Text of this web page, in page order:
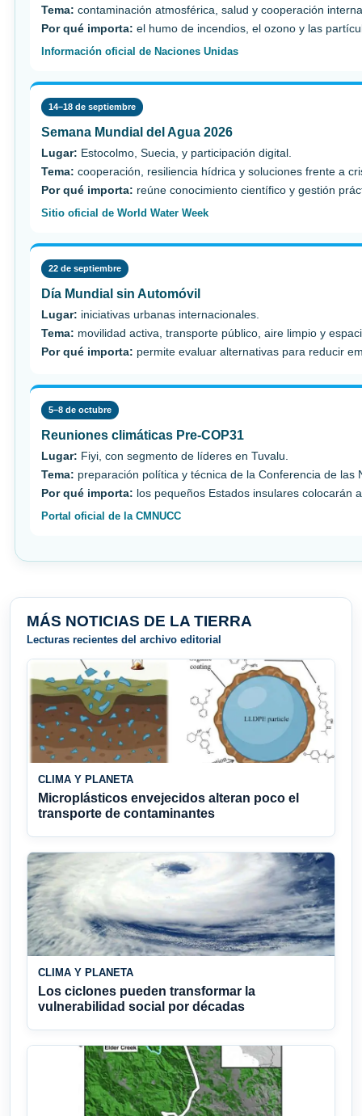
Tema: contaminación atmosférica, salud y cooperación
Por qué importa: el humo de incendios, el ozono y las
Información oficial de Naciones Unidas
14–18 de septiembre
Semana Mundial del Agua 2026
Lugar: Estocolmo, Suecia, y participación digital.
Tema: cooperación, resiliencia hídrica y soluciones frente a
Por qué importa: reúne conocimiento científico y gestión
Sitio oficial de World Water Week
22 de septiembre
Día Mundial sin Automóvil
Lugar: iniciativas urbanas internacionales.
Tema: movilidad activa, transporte público, aire limpio y
Por qué importa: permite evaluar alternativas para reducir
5–8 de octubre
Reuniones climáticas Pre-COP31
Lugar: Fiyi, con segmento de líderes en Tuvalu.
Tema: preparación política y técnica de la Conferencia de las
Por qué importa: los pequeños Estados insulares colocarán
Portal oficial de la CMNUCC
MÁS NOTICIAS DE LA TIERRA
Lecturas recientes del archivo editorial
CLIMA Y PLANETA
Microplásticos envejecidos alteran poco el
transporte de contaminantes
CLIMA Y PLANETA
Los ciclones pueden transformar la
vulnerabilidad social por décadas